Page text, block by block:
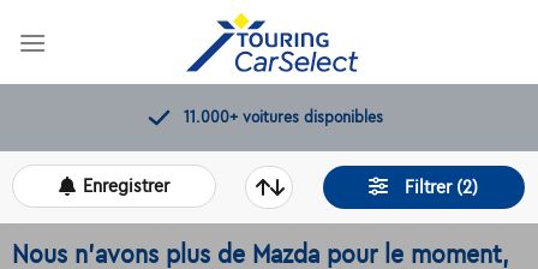
11.000+ voitures disponibles
Filtrer (2)
Enregistrer
Nous n'avons plus de Mazda pour le moment,